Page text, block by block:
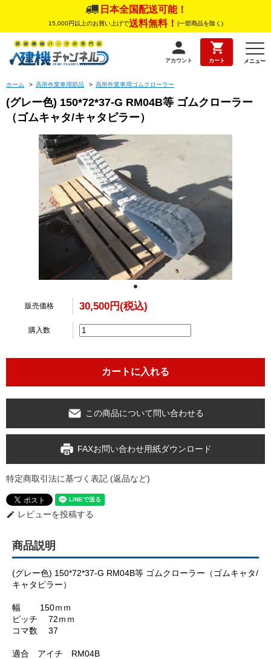
日本全国配送可能！
15,000円以上のお買い上げで送料無料！ (一部商品を除く)
アカウント カート メニュー
ホーム > 高所作業車用部品 > 高所作業車用ゴムクローラー
(グレー色) 150*72*37-G RM04B等 ゴムクローラー
（ゴムキャタ/キャタピラー）
販売価格 30,500円(税込)
購入数
この商品について問い合わせる
FAXお問い合わせ用紙ダウンロード
特定商取引法に基づく表記 (返品など)
edit レビューを投稿する
商品説明
(グレー色) 150*72*37-G RM04B等 ゴムクローラー（ゴムキャタ/
キャタピラー）
幅 150ｍｍ
ピッチ 72ｍｍ
コマ数 37
適合 アイチ RM04B